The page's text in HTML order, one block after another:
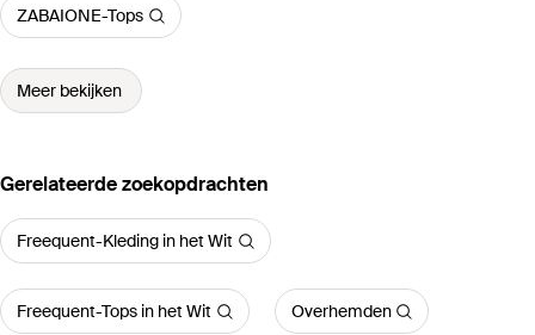
ZABAIONE-Tops
Meer bekijken
Gerelateerde zoekopdrachten
Freequent-Kleding in het Wit
Freequent-Tops in het Wit Overhemden